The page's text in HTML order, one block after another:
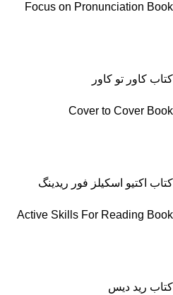
Focus on Pronunciation Book
کتاب کاور تو کاور
Cover to Cover Book
کتاب اکتیو اسکیلز فور ریدینگ
Active Skills For Reading Book
کتاب رید دیس